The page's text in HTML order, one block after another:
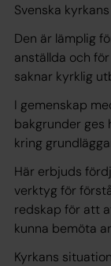
Svenska
Den är lämplig
anställda och
saknar kyrklig
I gemenskap
bakgrunder ges
kring
Här erbjuds
verktyg för
redskap för att
kunna bemöta
Kyrkans